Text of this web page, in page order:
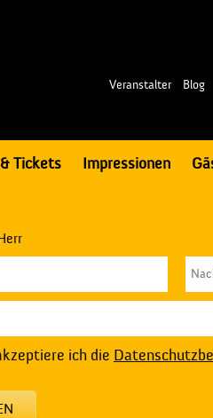
Veranstalter Blog
Tickets Impressionen
ich die